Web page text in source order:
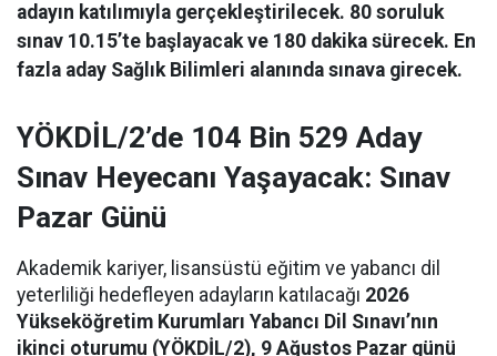
adayın katılımıyla gerçekleştirilecek. 80 soruluk
sınav 10.15’te başlayacak ve 180 dakika sürecek. En
fazla aday Sağlık Bilimleri alanında sınava girecek.
YÖKDİL/2’de 104 Bin 529 Aday
Sınav Heyecanı Yaşayacak: Sınav
Pazar Günü
Akademik kariyer, lisansüstü eğitim ve yabancı dil
yeterliliği hedefleyen adayların katılacağı 2026
Yükseköğretim Kurumları Yabancı Dil Sınavı’nın
ikinci oturumu (YÖKDİL/2), 9 Ağustos Pazar günü